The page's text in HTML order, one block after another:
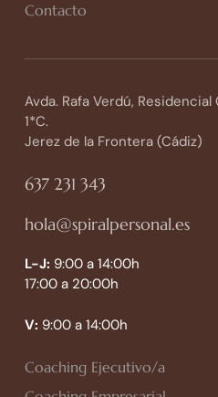
Contacto
Avda. Rafa Verdú, Residencial
1*C.
Jerez de la Frontera (Cádiz)
637 231 343
hola@spiralpersonal.es
L-J: 9:00 a 14:00h
17:00 a 20:00h
V: 9:00 a 14:00h
Coaching Ejecutivo/a